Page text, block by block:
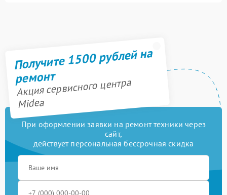
Получите 1500 рублей на
ремонт
Акция сервисного центра
Midea
При оформлении заявки на ремонт техники через
сайт,
действует персональная бессрочная скидка